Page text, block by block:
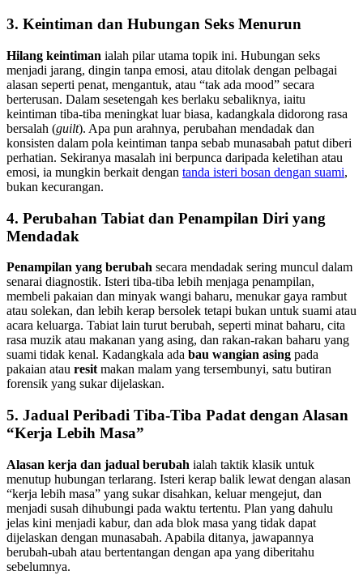
3. Keintiman dan Hubungan Seks Menurun
Hilang keintiman ialah pilar utama topik ini. Hubungan seks
menjadi jarang, dingin tanpa emosi, atau ditolak dengan pelbagai
alasan seperti penat, mengantuk, atau “tak ada mood” secara
berterusan. Dalam sesetengah kes berlaku sebaliknya, iaitu
keintiman tiba-tiba meningkat luar biasa, kadangkala didorong rasa
bersalah (guilt). Apa pun arahnya, perubahan mendadak dan
konsisten dalam pola keintiman tanpa sebab munasabah patut diberi
perhatian. Sekiranya masalah ini berpunca daripada keletihan atau
emosi, ia mungkin berkait dengan tanda isteri bosan dengan suami,
bukan kecurangan.
4. Perubahan Tabiat dan Penampilan Diri yang
Mendadak
Penampilan yang berubah secara mendadak sering muncul dalam
senarai diagnostik. Isteri tiba-tiba lebih menjaga penampilan,
membeli pakaian dan minyak wangi baharu, menukar gaya rambut
atau solekan, dan lebih kerap bersolek tetapi bukan untuk suami atau
acara keluarga. Tabiat lain turut berubah, seperti minat baharu, cita
rasa muzik atau makanan yang asing, dan rakan-rakan baharu yang
suami tidak kenal. Kadangkala ada bau wangian asing pada
pakaian atau resit makan malam yang tersembunyi, satu butiran
forensik yang sukar dijelaskan.
5. Jadual Peribadi Tiba-Tiba Padat dengan Alasan
“Kerja Lebih Masa”
Alasan kerja dan jadual berubah ialah taktik klasik untuk
menutup hubungan terlarang. Isteri kerap balik lewat dengan alasan
“kerja lebih masa” yang sukar disahkan, keluar mengejut, dan
menjadi susah dihubungi pada waktu tertentu. Plan yang dahulu
jelas kini menjadi kabur, dan ada blok masa yang tidak dapat
dijelaskan dengan munasabah. Apabila ditanya, jawapannya
berubah-ubah atau bertentangan dengan apa yang diberitahu
sebelumnya.